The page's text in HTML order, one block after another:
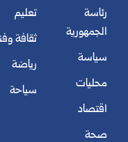
رئاسة
الجمهورية
سياسة
محليات
اقتصاد
صحة
تعليم
ثقافة
رياضة
سياحة